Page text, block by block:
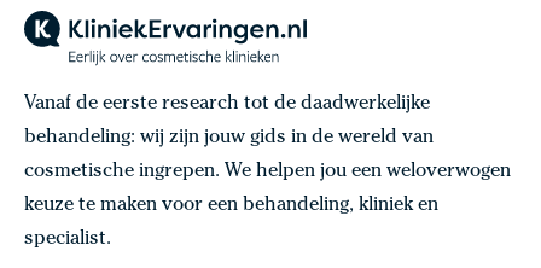
Vanaf de eerste research tot de daadwerkelijke
behandeling: wij zijn jouw gids in de wereld van
cosmetische ingrepen. We helpen jou een weloverwogen
keuze te maken voor een behandeling, kliniek en
specialist.